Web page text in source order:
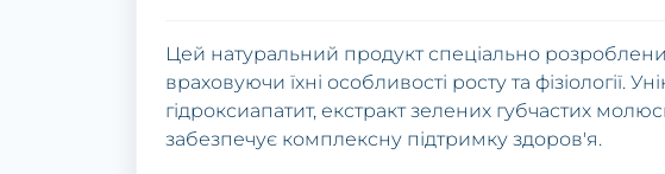
Цей натуральний продукт спеціально
враховуючи їхні особливості росту та фізіології.
гідроксиапатит, екстракт зелених губчастих
забезпечує комплексну підтримку здоров'я.